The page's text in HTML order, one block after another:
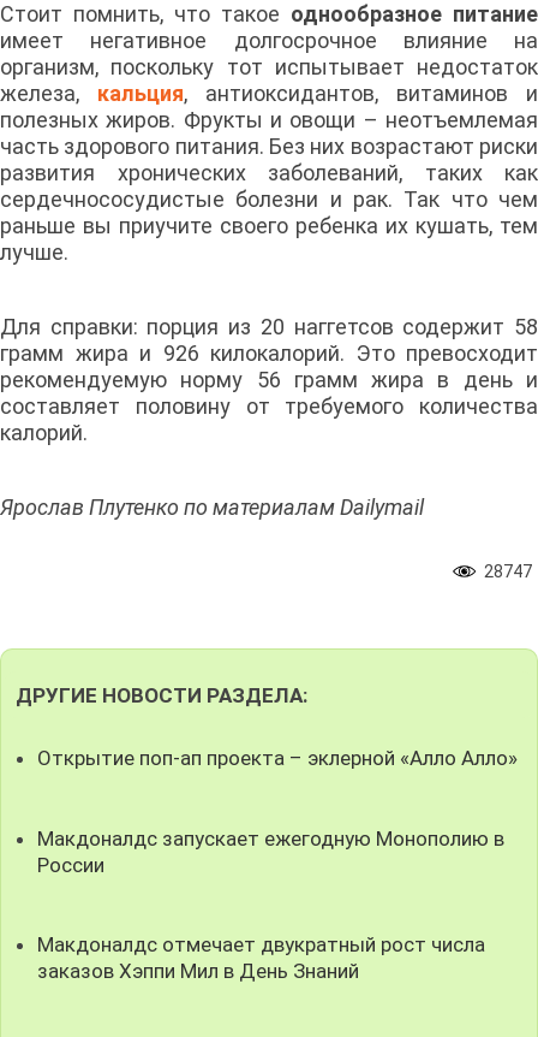
Стоит помнить, что такое однообразное питание
имеет негативное долгосрочное влияние на
организм, поскольку тот испытывает недостаток
железа, кальция, антиоксидантов, витаминов и
полезных жиров. Фрукты и овощи – неотъемлемая
часть здорового питания. Без них возрастают риски
развития хронических заболеваний, таких как
сердечнососудистые болезни и рак. Так что чем
раньше вы приучите своего ребенка их кушать, тем
лучше.
Для справки: порция из 20 наггетсов содержит 58
грамм жира и 926 килокалорий. Это превосходит
рекомендуемую норму 56 грамм жира в день и
составляет половину от требуемого количества
калорий.
Ярослав Плутенко по материалам Dailymail
28747
ДРУГИЕ НОВОСТИ РАЗДЕЛА:
Открытие поп-ап проекта – эклерной «Алло Алло»
Макдоналдс запускает ежегодную Монополию в
России
Макдоналдс отмечает двукратный рост числа
заказов Хэппи Мил в День Знаний